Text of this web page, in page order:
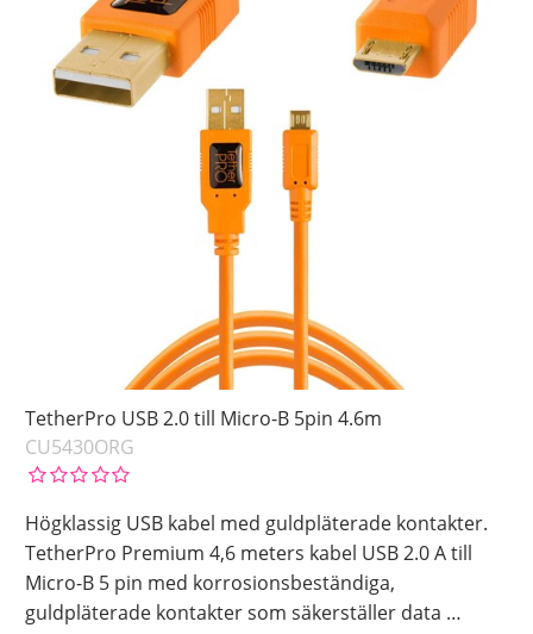
TetherPro USB 2.0 till Micro-B 5pin 4.6m
CU5430ORG
Högklassig USB kabel med guldpläterade kontakter.
TetherPro Premium 4,6 meters kabel USB 2.0 A till
Micro-B 5 pin med korrosionsbeständiga,
guldpläterade kontakter som säkerställer data …